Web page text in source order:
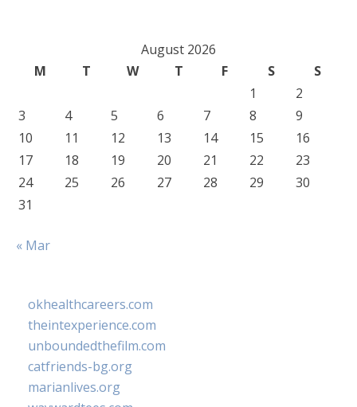
August 2026
M
T W T F S
S
1
2
3
4 5 6 7 8
9
10
11 12 13 14 15
16
17
18 19 20 21 22
23
24
25 26 27 28 29
30
31
« Mar
okhealthcareers.com
theintexperience.com
unboundedthefilm.com
catfriends-bg.org
marianlives.org